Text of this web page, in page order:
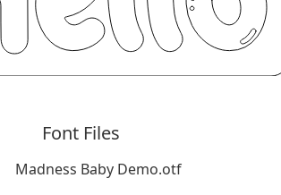
Font Files
Madness Baby Demo.otf